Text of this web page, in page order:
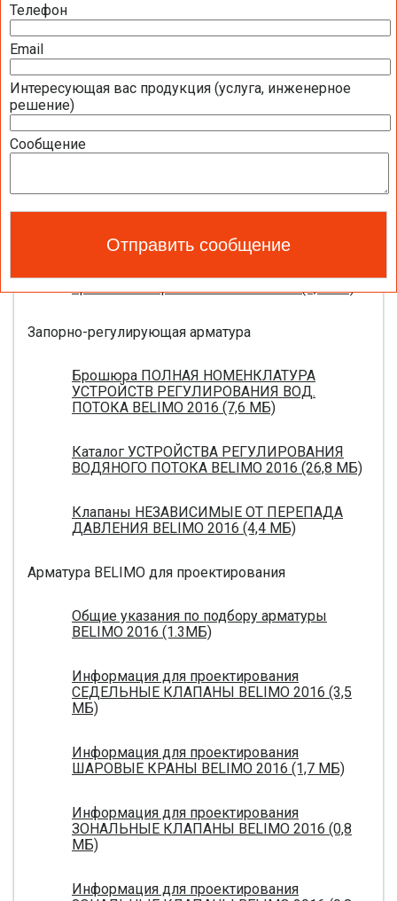
Телефон
Email
Интересующая вас продукция (услуга, инженерное
решение)
Сообщение
Полная номенклатура продукции BELIMO
Приводы для воздушных клапанов
Полный обзор электроприводов для систем
вентиляции 2016 (17,5 МБ)
Каталог ЭЛЕКТРОПРИВОДЫ ДЛЯ
ВОЗДУШНЫХ ЗАСЛОНОК BELIMO 2016 (18,2
противопожарных клапанов 2015 (0,8 МБ)
Запорно-регулирующая арматура
Брошюра ПОЛНАЯ НОМЕНКЛАТУРА
УСТРОЙСТВ РЕГУЛИРОВАНИЯ ВОД.
ПОТОКА BELIMO 2016 (7,6 МБ)
Каталог УСТРОЙСТВА РЕГУЛИРОВАНИЯ
ВОДЯНОГО ПОТОКА BELIMO 2016 (26,8 МБ)
Клапаны НЕЗАВИСИМЫЕ ОТ ПЕРЕПАДА
ДАВЛЕНИЯ BELIMO 2016 (4,4 МБ)
Арматура BELIMO для проектирования
Общие указания по подбору арматуры
BELIMO 2016 (1.3МБ)
Информация для проектирования
СЕДЕЛЬНЫЕ КЛАПАНЫ BELIMO 2016 (3,5
МБ)
Информация для проектирования
ШАРОВЫЕ КРАНЫ BELIMO 2016 (1,7 МБ)
Информация для проектирования
ЗОНАЛЬНЫЕ КЛАПАНЫ BELIMO 2016 (0,8
МБ)
Информация для проектирования